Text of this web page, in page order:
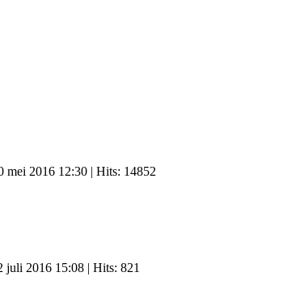
mei 2016 12:30 | Hits: 14852
juli 2016 15:08 | Hits: 821